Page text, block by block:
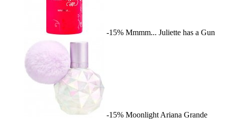
-15% Mmmm... Juliette has a Gun
-15% Moonlight Ariana Grande